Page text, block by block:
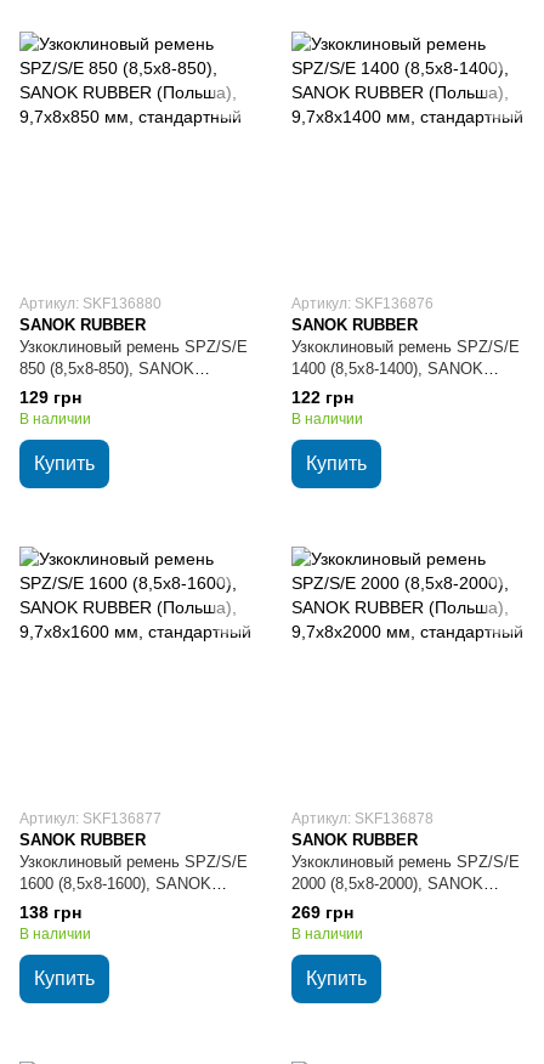
Артикул: SKF136880
SANOK RUBBER
Узкоклиновый ремень SPZ/S/E
850 (8,5х8-850), SANOK
RUBBER (Польша), 9,7х8х850
мм, стандартный
129 грн
В наличии
Купить
Артикул: SKF136876
SANOK RUBBER
Узкоклиновый ремень SPZ/S/E
1400 (8,5х8-1400), SANOK
RUBBER (Польша), 9,7х8х1400
мм, стандартный
122 грн
В наличии
Купить
Артикул: SKF136877
SANOK RUBBER
Узкоклиновый ремень SPZ/S/E
1600 (8,5х8-1600), SANOK
RUBBER (Польша), 9,7х8х1600
мм, стандартный
138 грн
В наличии
Купить
Артикул: SKF136878
SANOK RUBBER
Узкоклиновый ремень SPZ/S/E
2000 (8,5х8-2000), SANOK
RUBBER (Польша), 9,7х8х2000
мм, стандартный
269 грн
В наличии
Купить